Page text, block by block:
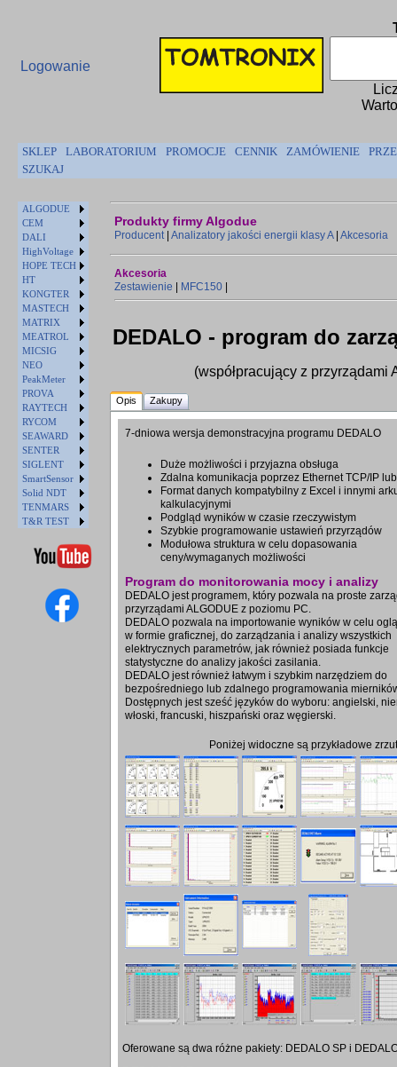
Logowanie
SKLEP LABORATORIUM PROMOCJE CENNIK ZAMÓWIENIE
SZUKAJ
ALGODUE
CEM
DALI
HighVoltage
HOPE TECH
HT
KONGTER
MASTECH
MATRIX
MEATROL
MICSIG
NEO
PeakMeter
PROVA
RAYTECH
RYCOM
SEAWARD
SENTER
SIGLENT
SmartSensor
Solid NDT
TENMARS
T&R TEST
Produkty firmy Algodue
Producent| Analizatory jakości energii klasy A| Akcesoria
Akcesoria
Zestawienie
MFC150
DEDALO - program do
(współpracujący z przyrządami
Opis Zakupy
7-dniowa wersja demonstracyjna programu DEDALO
Duże możliwości i przyjazna obsługa
Zdalna komunikacja poprzez Ethernet TCP/IP
Format danych kompatybilny z Excel i innymi
kalkulacyjnymi
Podgląd wyników w czasie rzeczywistym
Szybkie programowanie ustawień przyrządów
Modułowa struktura w celu dopasowania
ceny/wymaganych możliwości
Program do monitorowania mocy i analizy
DEDALO jest programem, który pozwala na proste
przyrządami ALGODUE z poziomu PC.
DEDALO pozwala na importowanie wyników w celu
w formie graficznej, do zarządzania i analizy wszystkich
elektrycznych parametrów, jak również posiada funkcje
statystyczne do analizy jakości zasilania.
DEDALO jest również łatwym i szybkim narzędziem do
bezpośredniego lub zdalnego programowania
Dostępnych jest sześć języków do wyboru: angielski,
włoski, francuski, hiszpański oraz węgierski.
Poniżej widoczne są przykładowe
Oferowane są dwa różne pakiety: DEDALO SP i